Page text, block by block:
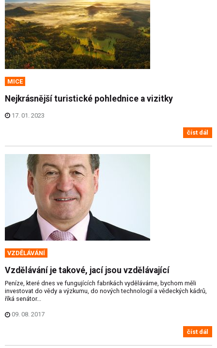
MICE
Nejkrásnější turistické pohlednice a vizitky
17. 01. 2023
číst dál
VZDĚLÁVÁNÍ
Vzdělávání je takové, jací jsou vzdělávající
Peníze, které dnes ve fungujících fabrikách vyděláváme, bychom měli
investovat do vědy a výzkumu, do nových technologií a vědeckých kádrů,
říká senátor...
09. 08. 2017
číst dál